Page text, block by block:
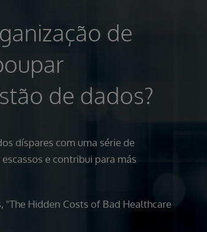
de
de dados?
díspares com uma série de
e contribui para más
"The Hidden Costs of Bad Healthcare